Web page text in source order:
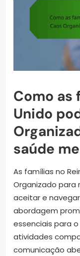
Como as
Unido
saúde
As famílias no
Organizado para
aceitar e
abordagem
essenciais para
atividades
comunicação